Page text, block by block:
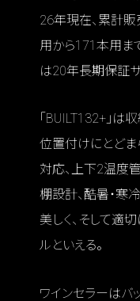
26年現在、累計
用から171本用ま
は20年長期保証
「BUILT132+」は
位置付けにとどま
対応、上下2温度
棚設計、酷暑・寒
美しく、そして適
ルといえる。
ワインセラーはバ